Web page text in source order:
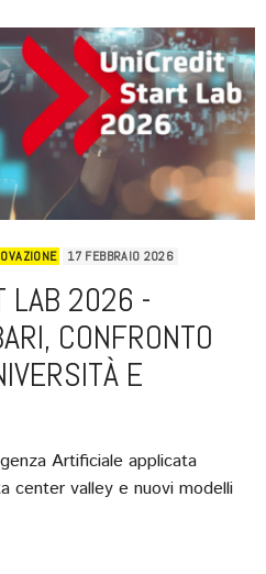
17 FEBBRAIO 2026
LAB 2026 -
CONFRONTO
E
Artificiale applicata
center valley e nuovi modelli